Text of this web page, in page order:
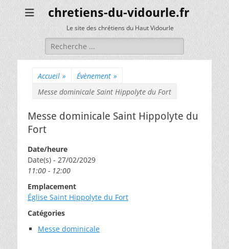
chretiens-du-vidourle.fr
Le site des chrétiens du Haut Vidourle
Rechercher :
Accueil » Évènement »
Messe dominicale Saint Hippolyte du Fort
Messe dominicale Saint Hippolyte du
Fort
Date/heure
Date(s) - 27/02/2029
11:00 - 12:00
Emplacement
Église Saint Hippolyte du Fort
Catégories
Messe dominicale